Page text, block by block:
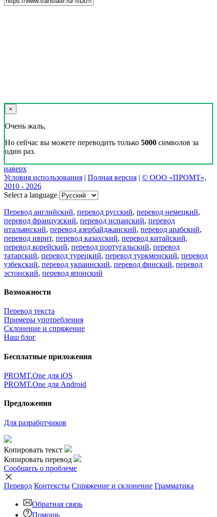
×
Очень жаль,
Но сейчас вы можете переводить только 5000 символов за
один раз.
наверх
Условия использования | Полная версия | © ООО «ПРОМТ»,
2010 - 2026
Select a language
Перевод английский, перевод русский, перевод немецкий,
перевод французский, перевод испанский, перевод
итальянский, перевод азербайджанский, перевод арабский,
перевод иврит, перевод казахский, перевод китайский,
перевод корейский, перевод португальский, перевод
татарский, перевод турецкий, перевод туркменский, перевод
узбекский, перевод украинский, перевод финский, перевод
эстонский, перевод японский
Возможности
Перевод текста
Примеры употребления
Склонение и спряжение
Наш блог
Бесплатные приложения
PROMT.One для iOS
PROMT.One для Android
Предложения
Для разработчиков
Копировать текст
Копировать перевод
Сообщить о проблеме
Перевод Контексты Спряжение и склонение Грамматика
Обратная связь
Помощь